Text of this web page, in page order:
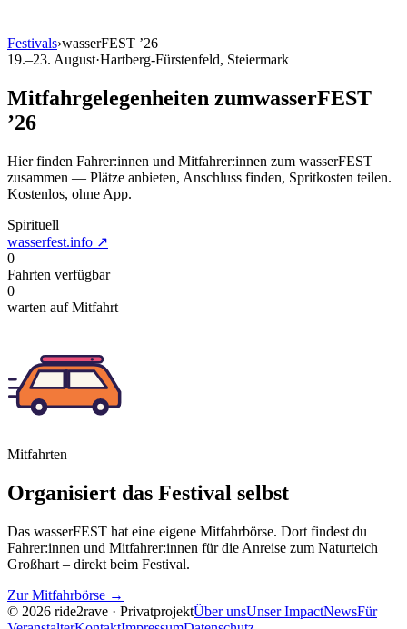
Festivals›wasserFEST ’26
19.–23. August·Hartberg-Fürstenfeld, Steiermark
Mitfahrgelegenheiten zumwasserFEST
’26
Hier finden Fahrer:innen und Mitfahrer:innen zum wasserFEST
zusammen — Plätze anbieten, Anschluss finden, Spritkosten teilen.
Kostenlos, ohne App.
Spirituell
wasserfest.info ↗
0
Fahrten verfügbar
0
warten auf Mitfahrt
Mitfahrten
Organisiert das Festival selbst
Das wasserFEST hat eine eigene Mitfahrbörse. Dort findest du
Fahrer:innen und Mitfahrer:innen für die Anreise zum Naturteich
Großhart – direkt beim Festival.
Zur Mitfahrbörse →
© 2026 ride2rave · PrivatprojektÜber unsUnser ImpactNewsFür